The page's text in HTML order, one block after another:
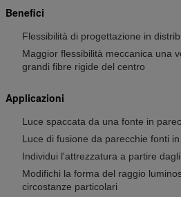
Benefici
Flessibilità di progettazione in
Maggior flessibilità meccanica una
grandi fibre rigide del centro
Applicazioni
Luce spaccata da una fonte in
Luce di fusione da parecchie fonti
Individui l'attrezzatura a partire
Modifichi la forma del raggio
circostanze particolari